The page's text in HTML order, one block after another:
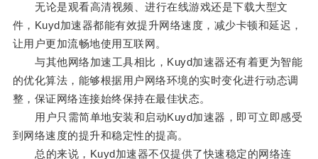
无论是观看高清视频、进行在线游戏还是下载大型文
件，Kuyd加速器都能有效提升网络速度，减少卡顿和延迟，
让用户更加流畅地使用互联网。
与其他网络加速工具相比，Kuyd加速器还有着更为智能
的优化算法，能够根据用户网络环境的实时变化进行动态调
整，保证网络连接始终保持在最佳状态。
用户只需简单地安装和启动Kuyd加速器，即可立即感受
到网络速度的提升和稳定性的提高。
总的来说，Kuyd加速器不仅提供了快速稳定的网络连